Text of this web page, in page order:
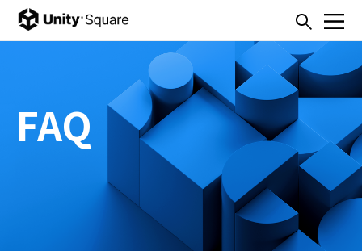
본문내용 바로가기
주메뉴 바로가기
FAQ